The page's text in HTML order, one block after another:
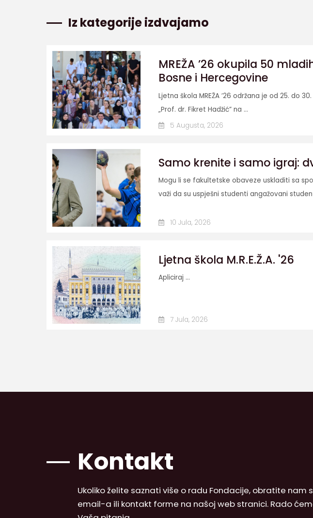
Iz kategorije izdvajamo
MREŽA ’26 okupila 50
Bosne i Hercegovine
Ljetna škola MREŽA ’26 održana je od 25. do
„Prof. dr. Fikret Hadžić” na ...
5 Augusta, 2026
Samo krenite i samo igraj:
Mogu li se fakultetske obaveze uskladiti sa
važi da su uspješni studenti angažovani
10 Jula, 2026
Ljetna škola M.R.E.Ž.A. '26
Apliciraj ...
7 Jula, 2026
Kontakt
Ukoliko želite saznati više o radu Fondacije, obratite nam
email-a ili kontakt forme na našoj web stranici. Rado